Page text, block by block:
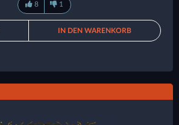
8 1
IN DEN WARENKORB